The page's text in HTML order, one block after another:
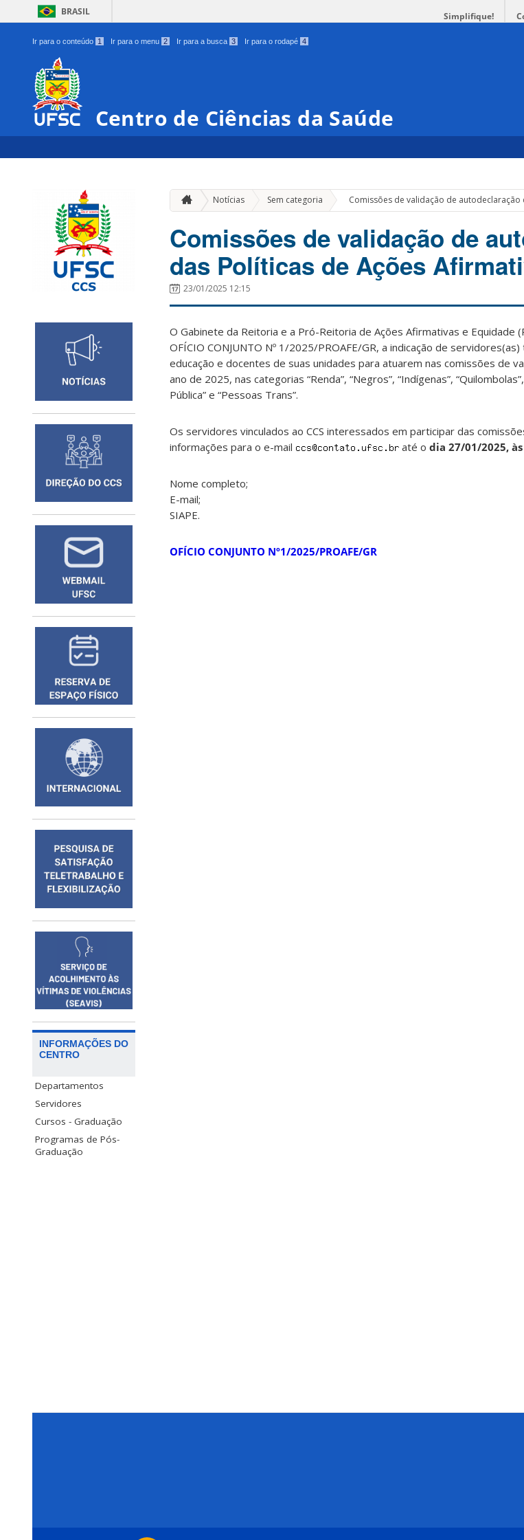
BRASIL Simplifique!
Ir para o conteúdo 1 Ir para o menu 2 Ir para a busca 3 Ir para o rodapé 4
Centro de Ciências da Saúde
INFORMAÇÕES DO
CENTRO
Departamentos
Servidores
Cursos - Graduação
Programas de Pós-
Graduação
Notícias Sem categoria » Comissões de validação de
Comissões de validação de
das Políticas de Ações
23/01/2025 12:15
O Gabinete da Reitoria e a Pró-Reitoria de Ações Afirmativas e Equidade
OFÍCIO CONJUNTO Nº 1/2025/PROAFE/GR, a indicação de
educação e docentes de suas unidades para atuarem nas comissões de
ano de 2025, nas categorias “Renda”, “Negros”, “Indígenas”,
Pública” e “Pessoas Trans”.
Os servidores vinculados ao CCS interessados em participar das
informações para o e-mail
até o dia 27/01/2025,
Nome completo;
E-mail;
SIAPE.
OFÍCIO CONJUNTO Nº1/2025/PROAFE/GR